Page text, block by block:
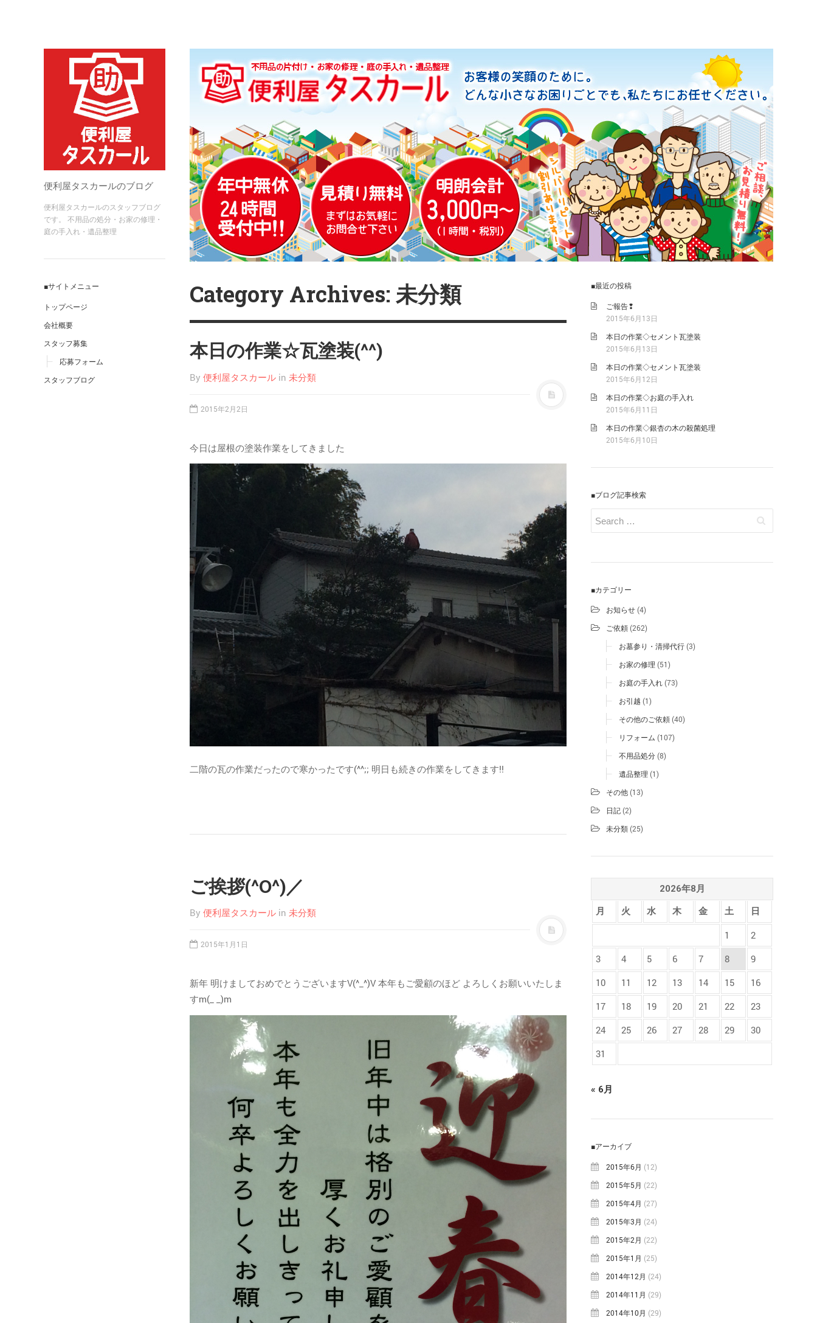
便利屋タスカールのブログ
便利屋タスカールのスタッフブログ
です。 不用品の処分・お家の修理・
庭の手入れ・遺品整理
■サイトメニュー
トップページ
会社概要
スタッフ募集
応募フォーム
スタッフブログ
Category Archives: 未分類
本日の作業☆瓦塗装(^^)
By 便利屋タスカール in 未分類
2015年2月2日
今日は屋根の塗装作業をしてきました
二階の瓦の作業だったので寒かったです(^^;; 明日も続きの作業をしてきます‼︎
ご挨拶(^O^)／
By 便利屋タスカール in 未分類
2015年1月1日
新年 明けましておめでとうございますV(^_^)V 本年もご愛顧のほど よろしくお願いいたしま
すm(_ _)m
■最近の投稿
ご報告❢
2015年6月13日
本日の作業◇セメント瓦塗装
2015年6月13日
本日の作業◇セメント瓦塗装
2015年6月12日
本日の作業◇お庭の手入れ
2015年6月11日
本日の作業◇銀杏の木の殺菌処理
2015年6月10日
■ブログ記事検索
■カテゴリー
お知らせ(4)
ご依頼(262)
お墓参り・清掃代行(3)
お家の修理 (51)
お庭の手入れ(73)
お引越 (1)
その他のご依頼(40)
リフォーム (107)
不用品処分(8)
遺品整理 (1)
その他(13)
日記(2)
未分類(25)
2026年8月
月 火 水 木 金 土 日
1
2
3
4 5 6 7 8
9
10
11 12 13 14 15
16
17
18 19 20 21 22
23
24
25 26 27 28 29
30
31
« 6月
■アーカイブ
2015年6月 (12)
2015年5月 (22)
2015年4月 (27)
2015年3月 (24)
2015年2月 (22)
2015年1月 (25)
2014年12月 (24)
2014年11月 (29)
2014年10月 (29)